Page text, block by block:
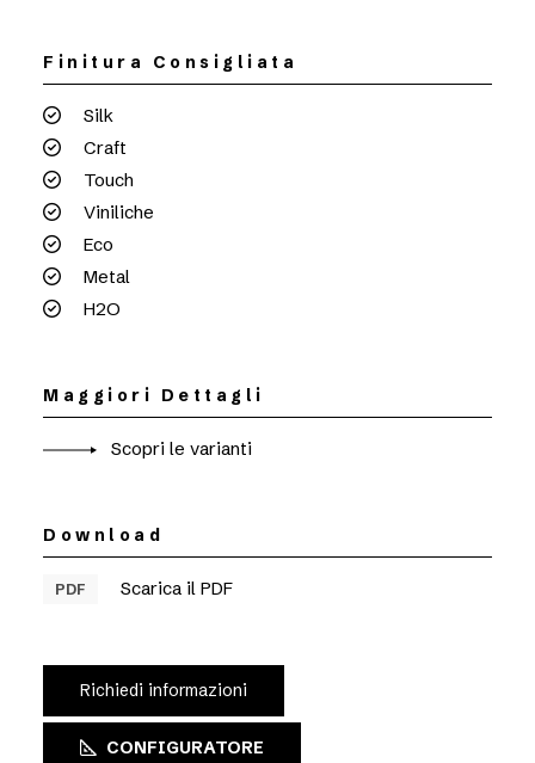
Finitura Consigliata
Silk
Craft
Touch
Viniliche
Eco
Metal
H2O
Maggiori Dettagli
Scopri le varianti
Download
PDF Scarica il PDF
Richiedi informazioni
CONFIGURATORE